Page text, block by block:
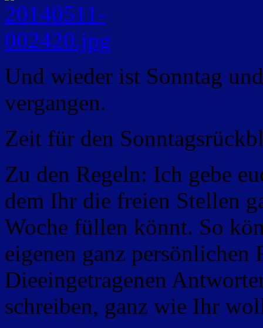
Und wieder ist Sonntag
vergangen.
Zeit für den
Zu den Regeln: Ich gebe
dem Ihr die freien Stellen
Woche füllen könnt. So
eigenen ganz
Dieeingetragenen
schreiben, ganz wie Ihr